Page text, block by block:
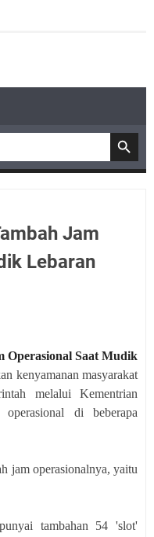
Jam
Lebaran
Operasional Saat Mudik
kenyamanan masyarakat
melalui Kementrian
di beberapa
jam operasionalnya, yaitu
tambahan 54 'slot'